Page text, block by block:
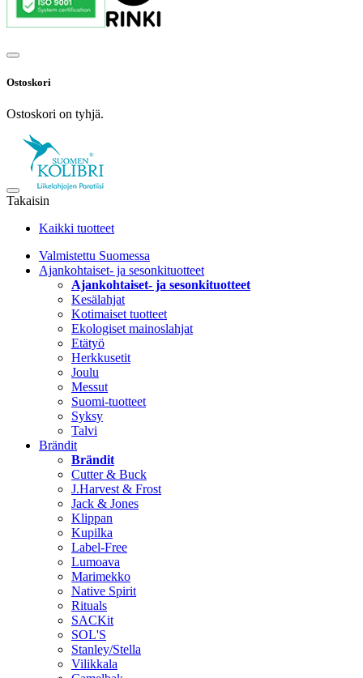
Ostoskori
Ostoskori on tyhjä.
Takaisin
Kaikki tuotteet
Valmistettu Suomessa
Ajankohtaiset- ja sesonkituotteet
Ajankohtaiset- ja sesonkituotteet
Kesälahjat
Kotimaiset tuotteet
Ekologiset mainoslahjat
Etätyö
Herkkusetit
Joulu
Messut
Suomi-tuotteet
Syksy
Talvi
Brändit
Brändit
Cutter & Buck
J.Harvest & Frost
Jack & Jones
Klippan
Kupilka
Label-Free
Lumoava
Marimekko
Native Spirit
Rituals
SACKit
SOL'S
Stanley/Stella
Vilikkala